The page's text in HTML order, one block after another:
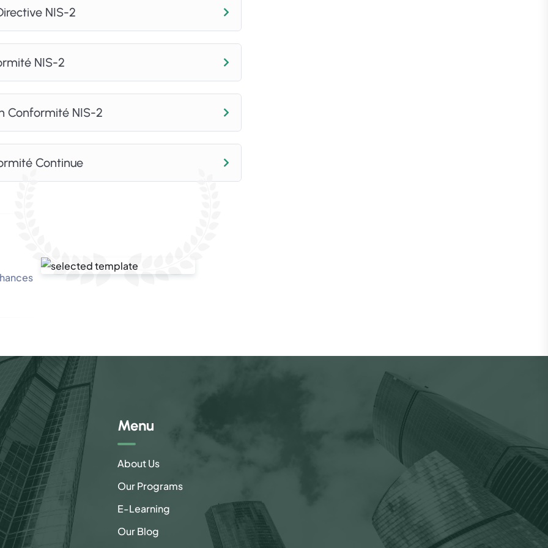
stratégies efficaces pour répondre aux
les risques opérationnels.
de l’information, aux gestionnaires de
ainsi qu’à toute personne impliquée dans la
à avancé qui cherchent à approfondir leur
en matière de cybersécurité et à renforcer
NIS-2
NIS-2
Conformité NIS-2
Continue
Menu
About Us
Our Programs
E-Learning
Our Blog